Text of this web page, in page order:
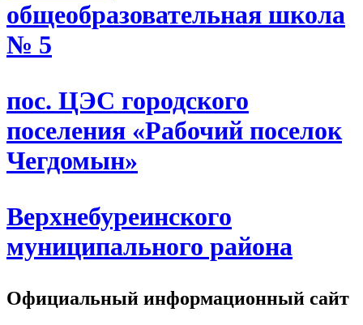
общеобразовательная школа
№ 5
пос. ЦЭС городского
поселения «Рабочий поселок
Чегдомын»
Верхнебуреинского
муниципального района
Официальный информационный сайт